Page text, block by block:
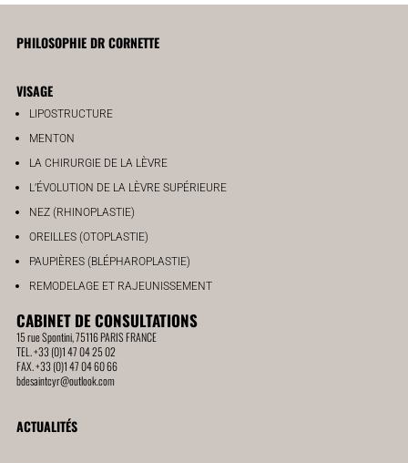
PHILOSOPHIE DR CORNETTE
VISAGE
LIPOSTRUCTURE
MENTON
LA CHIRURGIE DE LA LÈVRE
L’ÉVOLUTION DE LA LÈVRE SUPÉRIEURE
NEZ (RHINOPLASTIE)
OREILLES (OTOPLASTIE)
PAUPIÈRES (BLÉPHAROPLASTIE)
REMODELAGE ET RAJEUNISSEMENT
CABINET DE CONSULTATIONS
15 rue Spontini, 75116 PARIS FRANCE
TEL. +33 (0)1 47 04 25 02
FAX. +33 (0)1 47 04 60 66
bdesaintcyr@outlook.com
ACTUALITÉS